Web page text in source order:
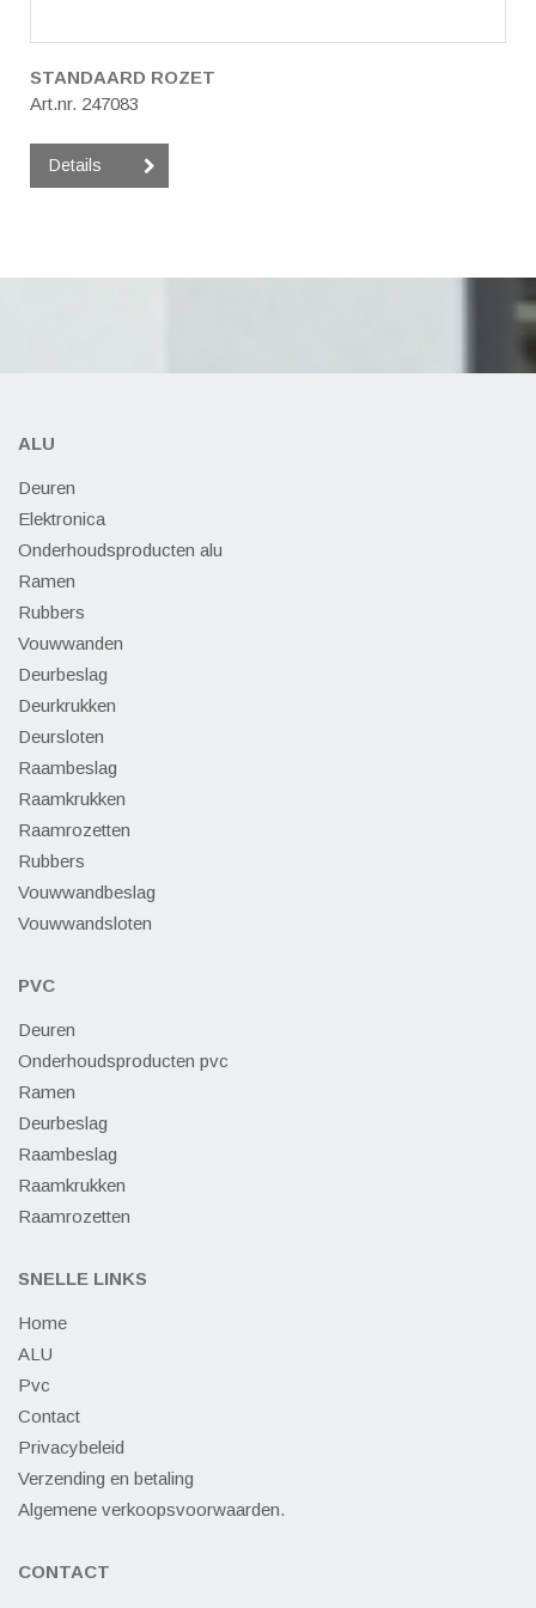
STANDAARD ROZET
Art.nr. 247083
Details
ALU
Deuren
Elektronica
Onderhoudsproducten alu
Ramen
Rubbers
Vouwwanden
Deurbeslag
Deurkrukken
Deursloten
Raambeslag
Raamkrukken
Raamrozetten
Rubbers
Vouwwandbeslag
Vouwwandsloten
PVC
Deuren
Onderhoudsproducten pvc
Ramen
Deurbeslag
Raambeslag
Raamkrukken
Raamrozetten
SNELLE LINKS
Home
ALU
Pvc
Contact
Privacybeleid
Verzending en betaling
Algemene verkoopsvoorwaarden.
CONTACT